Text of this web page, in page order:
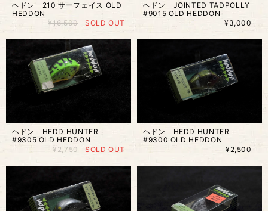
ヘドン 210 サーフェイス OLD
HEDDON
¥16,500
SOLD OUT
ヘドン JOINTED TADPOLLY
#9015 OLD HEDDON
¥3,000
ヘドン HEDD HUNTER
#9305 OLD HEDDON
¥2,750
SOLD OUT
ヘドン HEDD HUNTER
#9300 OLD HEDDON
¥2,500